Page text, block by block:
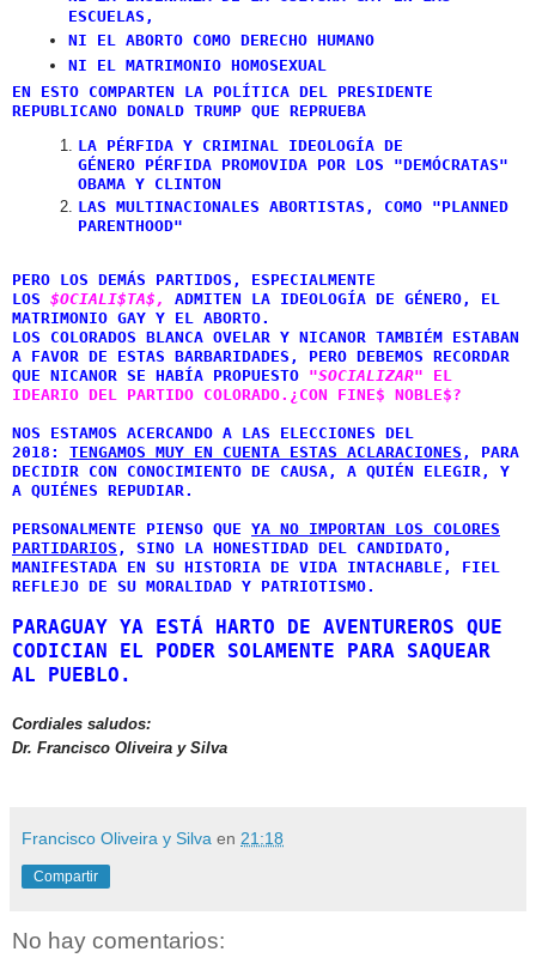
ESCUELAS,
NI EL ABORTO COMO DERECHO HUMANO
NI EL MATRIMONIO HOMOSEXUAL
EN ESTO COMPARTEN LA POLÍTICA DEL PRESIDENTE
REPUBLICANO DONALD TRUMP QUE REPRUEBA
LA PÉRFIDA Y CRIMINAL IDEOLOGÍA DE
GÉNERO PÉRFIDA PROMOVIDA POR LOS "DEMÓCRATAS"
OBAMA Y CLINTON
LAS MULTINACIONALES ABORTISTAS, COMO "PLANNED
PARENTHOOD"
PERO LOS DEMÁS PARTIDOS, ESPECIALMENTE
LOS $OCIALI$TA$,
ADMITEN LA IDEOLOGÍA DE GÉNERO, EL
MATRIMONIO GAY Y EL ABORTO.
LOS COLORADOS BLANCA OVELAR Y NICANOR TAMBIÉM ESTABAN
A FAVOR DE ESTAS BARBARIDADES, PERO DEBEMOS RECORDAR
QUE NICANOR SE HABÍA PROPUESTO "SOCIALIZAR" EL
IDEARIO DEL PARTIDO COLORADO.¿CON FINE$ NOBLE$?
NOS ESTAMOS ACERCANDO A LAS ELECCIONES DEL
2018: TENGAMOS MUY EN CUENTA ESTAS ACLARACIONES , PARA
DECIDIR CON CONOCIMIENTO DE CAUSA, A QUIÉN ELEGIR, Y
A QUIÉNES REPUDIAR.
PERSONALMENTE PIENSO QUE YA NO IMPORTAN LOS COLORES
PARTIDARIOS , SINO LA HONESTIDAD DEL CANDIDATO,
MANIFESTADA EN SU HISTORIA DE VIDA INTACHABLE, FIEL
REFLEJO DE SU MORALIDAD Y PATRIOTISMO.
PARAGUAY YA ESTÁ HARTO DE AVENTUREROS QUE
CODICIAN EL PODER SOLAMENTE PARA SAQUEAR
AL PUEBLO.
Cordiales saludos:
Dr. Francisco Oliveira y Silva
Francisco Oliveira y Silva en 21:18
Compartir
No hay comentarios: